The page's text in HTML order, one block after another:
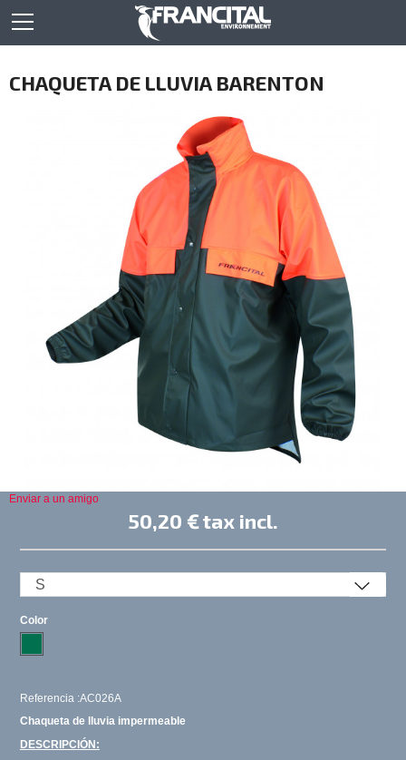
CHAQUETA DE LLUVIA BARENTON
Enviar a un amigo
50,20 €tax incl.
Color
Referencia :AC026A
Chaqueta de lluvia impermeable
DESCRIPCIÓN: